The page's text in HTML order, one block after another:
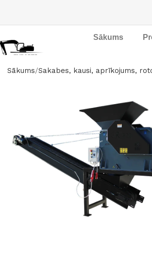
Sākums
Sākums Sakabes, kausi, aprīkojums,